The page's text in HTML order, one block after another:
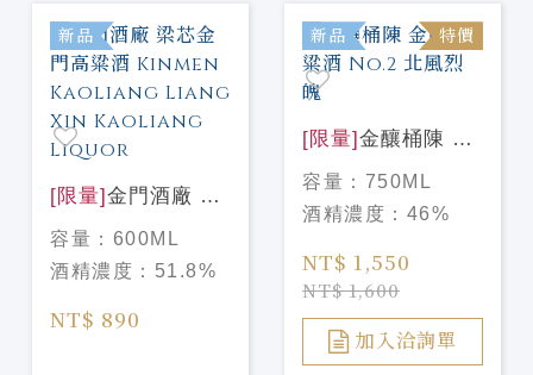
新品
[限量] 金門酒廠 梁
芯金門高粱
酒 Kinmen
Kaoliang Liang
Xin Kaoliang
容量： 600ML
酒精濃度： 51.8%
NT$ 890
新品 特價
[限量] 金釀桶陳 金
門高粱酒 No.2 北
風烈魄
容量： 750ML
酒精濃度： 46%
NT$ 1,550
NT$ 1,600
加入洽詢單